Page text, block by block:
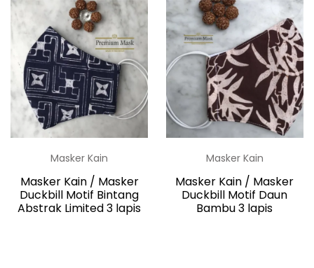
Masker Kain
Masker Kain / Masker
Duckbill Motif Bintang
Abstrak Limited 3 lapis
Masker Kain
Masker Kain / Masker
Duckbill Motif Daun
Bambu 3 lapis